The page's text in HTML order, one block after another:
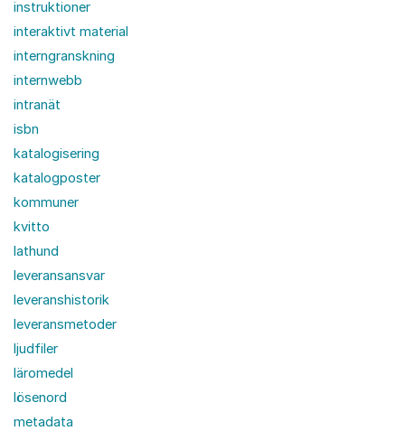
instruktioner
interaktivt material
interngranskning
internwebb
intranät
isbn
katalogisering
katalogposter
kommuner
kvitto
lathund
leveransansvar
leveranshistorik
leveransmetoder
ljudfiler
läromedel
lösenord
metadata